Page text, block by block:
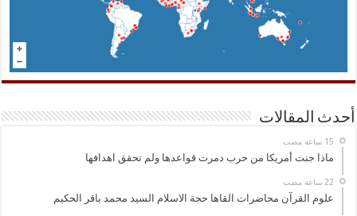
أحدث المقالات
ماذا جنت أمريكا من حرب دمرت قواعدها ولم تحقق اهدافها
علوم القرآن محاضرات القاها حجة الاسلام السيد محمد باقر الحكيم